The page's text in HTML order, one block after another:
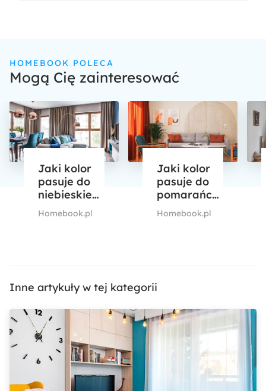
HOMEBOOK POLECA
Mogą Cię zainteresować
Jaki kolor
pasuje do
niebieskiego
we
wnętrzach?
Homebook.pl
Jaki kolor
pasuje do
pomarańczowego
we
wnętrzach?
Homebook.pl
Inne artykuły w tej kategorii